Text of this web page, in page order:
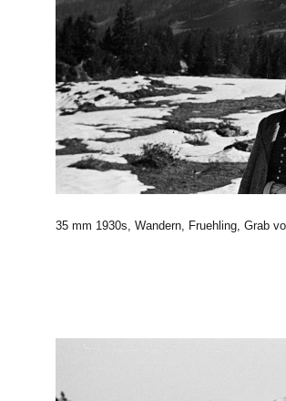
35 mm 1930s, Wandern, Fruehling, Grab